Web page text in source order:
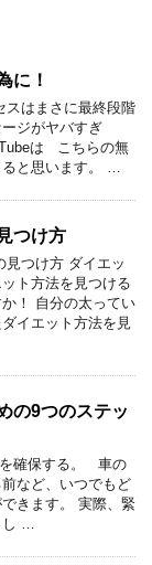
に！
スはまさに最終段階
ジがヤバすぎ
は こちらの無
ると思います。 …
つけ方
見つけ方 ダイエッ
ト方法を見つける
！ 自分の太ってい
イエット方法を見
の9つのステッ
確保する。 車の
など、いつでもど
きます。 実際、緊
し …